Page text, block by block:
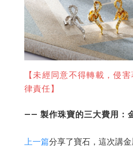
【未經同意不得轉載，侵
律責任】
—— 製作珠寶的三大費用：
上一篇分享了寶石，這次講金